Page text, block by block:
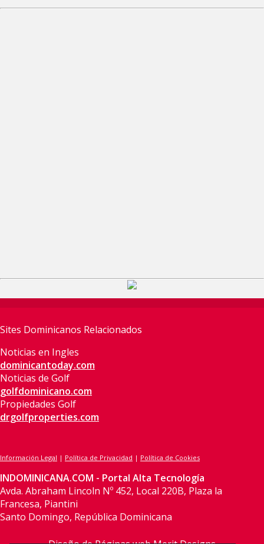
Sites Dominicanos Relacionados
Noticias en Ingles
dominicantoday.com
Noticias de Golf
golfdominicano.com
Propiedades Golf
drgolfproperties.com
Información Legal | Política de Privacidad | Política de Cookies
INDOMINICANA.COM - Portal Alta Tecnología
Avda. Abraham Lincoln Nº 452, Local 220B, Plaza la
Francesa, Piantini
Santo Domingo, República Dominicana